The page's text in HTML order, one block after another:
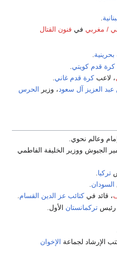
/ مغربي في فنون القتال
بحرينية.
كرة قدم كويتي
، لاعبكرة قدم غاني
عبد العزيز آل سعود، وزير الحرس
وعالم نحوي.
الجيوش ووزير الخليفة الفاطمي
تركيا
السودان
، قائد فيكتائب عز الدين القسام.
رئيستركمانستان الأول.
الإرشاد لجماعة الإخوان